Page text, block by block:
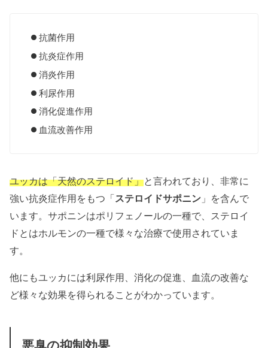
抗菌作用
抗炎症作用
消炎作用
利尿作用
消化促進作用
血流改善作用
ユッカは「天然のステロイド」と言われており、非常に
強い抗炎症作用をもつ「ステロイドサポニン 」を含んで
います。サポニンはポリフェノールの一種で、ステロイ
ドとはホルモンの一種で様々な治療で使用されていま
す。
他にもユッカには利尿作用、消化の促進、血流の改善な
ど様々な効果を得られることがわかっています。